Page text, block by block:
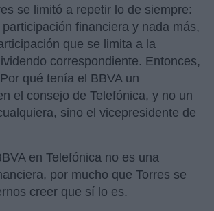
se limitó a repetir lo de siempre:
financiera y nada más,
que se limita a la
correspondiente. Entonces,
qué tenía el BBVA un
el consejo de Telefónica, y no un
sino el vicepresidente de
en Telefónica no es una
por mucho que Torres se
creer que sí lo es.